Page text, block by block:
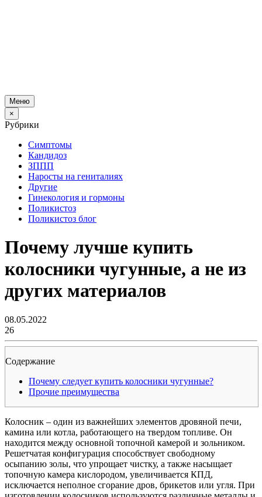
Меню
×
Рубрики
Симптомы
Кандидоз
ЗППП
Наросты на гениталиях
Другие
Гинекология и гормоны
Поликистоз
Поликистоз блог
Почему лучше купить
колосники чугунные, а не из
других материалов
08.05.2022
26
Содержание
Почему следует купить колосники чугунные?
Прочие преимущества
Колосник – один из важнейших элементов дровяной печи,
камина или котла, работающего на твердом топливе. Он
находится между основной топочной камерой и зольником.
Решетчатая конфигурация способствует свободному
осыпанию золы, что упрощает чистку, а также насыщает
топочную камера кислородом, увеличивается КПД,
исключается неполное сгорание дров, брикетов или угля. При